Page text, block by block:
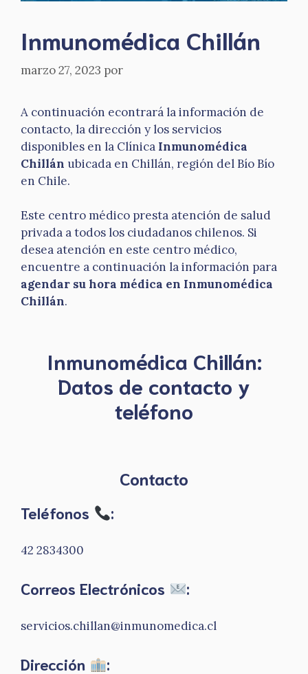
Inmunomédica Chillán
marzo 27, 2023 por
A continuación econtrará la información de
contacto, la dirección y los servicios
disponibles en la Clínica Inmunomédica
Chillán ubicada en Chillán, región del Bío Bío
en Chile.
Este centro médico presta atención de salud
privada a todos los ciudadanos chilenos. Si
desea atención en este centro médico,
encuentre a continuación la información para
agendar su hora médica en Inmunomédica
Chillán.
Inmunomédica Chillán:
Datos de contacto y
teléfono
Contacto
Teléfonos :
42 2834300
Correos Electrónicos :
servicios.chillan@inmunomedica.cl
Dirección :